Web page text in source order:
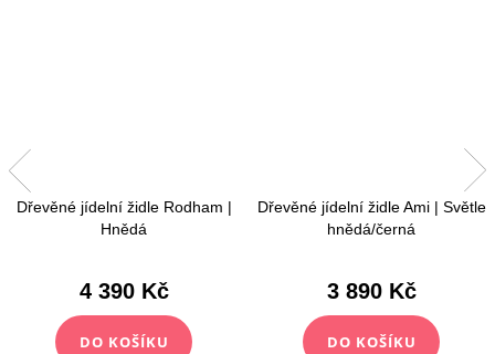
Dřevěné jídelní židle Rodham |
Hnědá
4 390 Kč
DO KOŠÍKU
Dřevěné jídelní židle Ami | Světle
hnědá/černá
3 890 Kč
DO KOŠÍKU